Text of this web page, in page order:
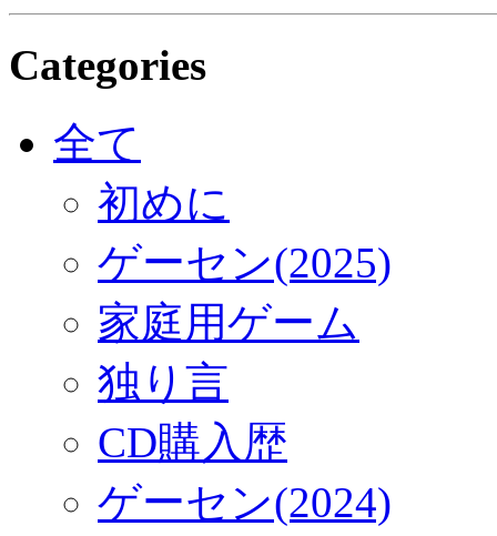
Categories
全て
初めに
ゲーセン(2025)
家庭用ゲーム
独り言
CD購入歴
ゲーセン(2024)